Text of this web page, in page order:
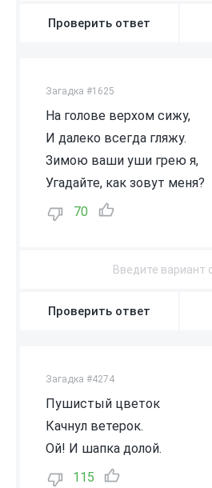
Проверить ответ
Загадка #1625
На голове верхом сижу,
И далеко всегда гляжу.
Зимою ваши уши грею я,
Угадайте, как зовут меня?
70
Проверить ответ
Загадка #4274
Пушистый цветок
Качнул ветерок.
Ой! И шапка долой.
115